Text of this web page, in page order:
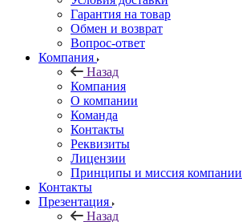
Гарантия на товар
Обмен и возврат
Вопрос-ответ
Компания
Назад
Компания
О компании
Команда
Контакты
Реквизиты
Лицензии
Принципы и миссия компании
Контакты
Презентация
Назад